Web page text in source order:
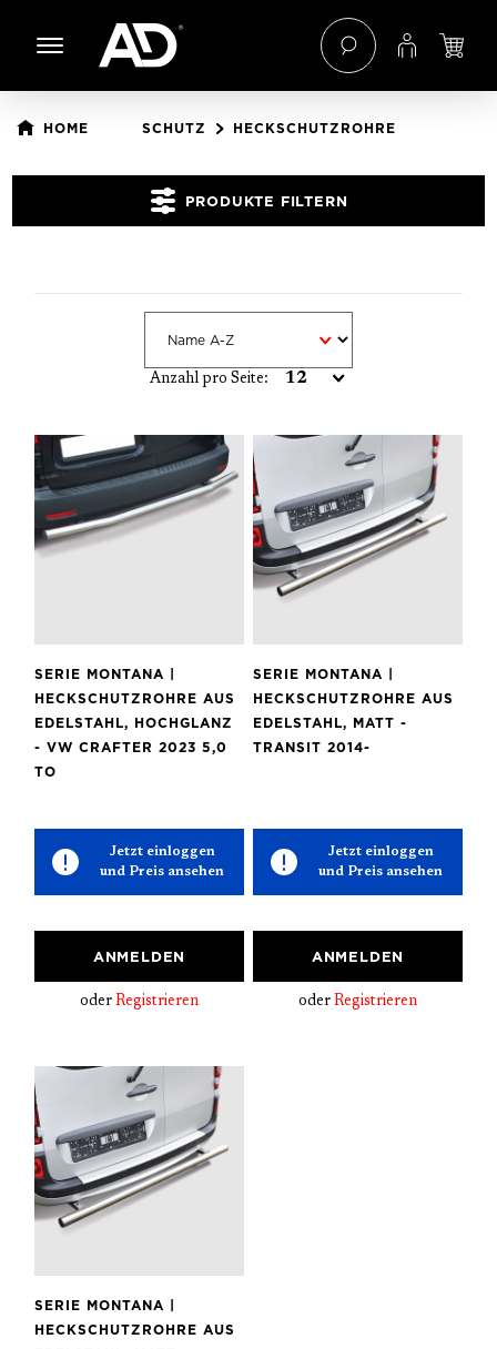
Hauptinhalt springen
Zur Navigation der B2B-Plattform springen
HOME SCHUTZ HECKSCHUTZROHRE
PRODUKTE FILTERN
Anzahl pro Seite:
SERIE MONTANA |
HECKSCHUTZROHRE AUS
EDELSTAHL, HOCHGLANZ
- VW CRAFTER 2023 5,0
TO
Jetzt einloggen
und Preis ansehen
ANMELDEN
oder Registrieren
SERIE MONTANA |
HECKSCHUTZROHRE AUS
EDELSTAHL, MATT -
TRANSIT 2014-
Jetzt einloggen
und Preis ansehen
ANMELDEN
oder Registrieren
SERIE MONTANA |
HECKSCHUTZROHRE AUS